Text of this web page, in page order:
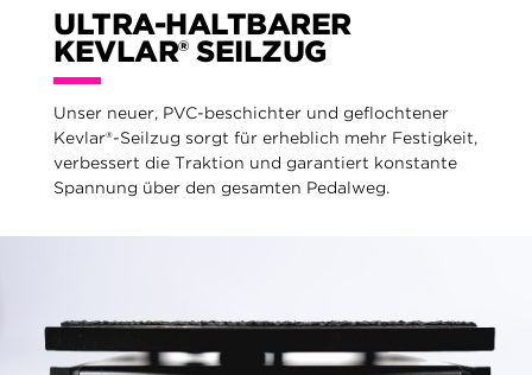
ULTRA-HALTBARER
KEVLAR® SEILZUG
Unser neuer, PVC-beschichter und geflochtener
Kevlar®-Seilzug sorgt für erheblich mehr Festigkeit,
verbessert die Traktion und garantiert konstante
Spannung über den gesamten Pedalweg.